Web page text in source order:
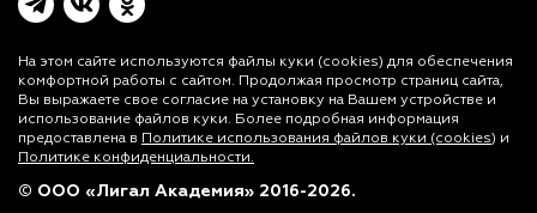
На этом сайте используются файлы куки (cookies) для обеспечения
комфортной работы с сайтом. Продолжая просмотр страниц сайта,
Вы выражаете свое согласие на установку на Вашем устройстве и
использование файлов куки. Более подробная информация
предоставлена в Политике использования файлов куки (cookies) и
Политике конфиденциальности.
© ООО «Лигал Академия» 2016-2026.